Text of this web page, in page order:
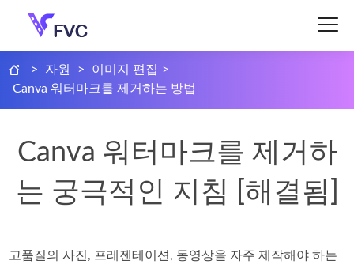
> 자원 > 이미지 편집 >
Canva 워터마크를 제거하는 방법
Canva 워터마크를 제거하
는 궁극적인 지침 [해결됨]
고품질의 사진, 프레젠테이션, 동영상을 자주 제작해야 하는